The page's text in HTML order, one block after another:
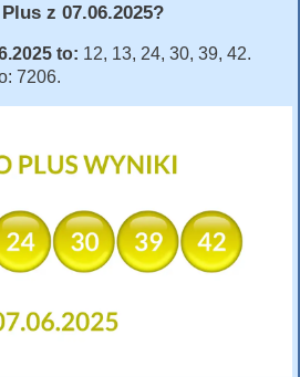
z 07.06.2025?
to: 12, 13, 24, 30, 39, 42.
7206.